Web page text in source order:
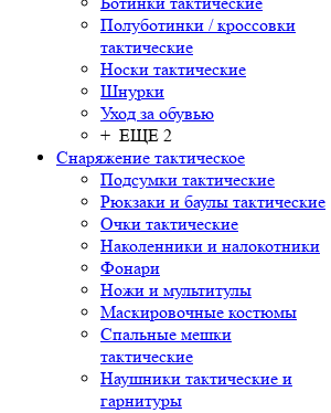
Полуботинки / кроссовки
тактические
Носки тактические
Шнурки
Уход за обувью
+ ЕЩЕ 2
Снаряжение тактическое
Подсумки тактические
Рюкзаки и баулы тактические
Очки тактические
Наколенники и налокотники
Фонари
Ножи и мультитулы
Маскировочные костюмы
Спальные мешки
тактические
Наушники тактические и
гарнитуры